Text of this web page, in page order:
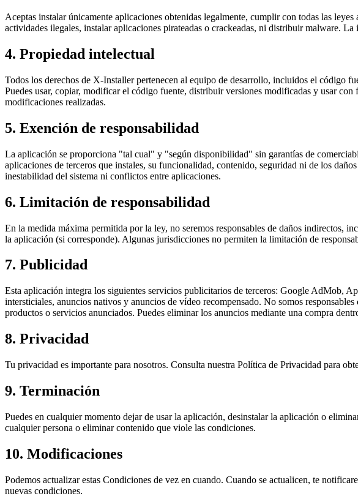
Aceptas instalar únicamente aplicaciones obtenidas legalmente, cumplir con todas las
actividades ilegales, instalar aplicaciones pirateadas o crackeadas, ni distribuir malware.
4. Propiedad intelectual
Todos los derechos de X-Installer pertenecen al equipo de desarrollo, incluidos el código
Puedes usar, copiar, modificar el código fuente, distribuir versiones modificadas y usar
modificaciones realizadas.
5. Exención de responsabilidad
La aplicación se proporciona "tal cual" y "según disponibilidad" sin garantías de
aplicaciones de terceros que instales, su funcionalidad, contenido, seguridad ni de los
inestabilidad del sistema ni conflictos entre aplicaciones.
6. Limitación de responsabilidad
En la medida máxima permitida por la ley, no seremos responsables de daños indirectos,
la aplicación (si corresponde). Algunas jurisdicciones no permiten la limitación de
7. Publicidad
Esta aplicación integra los siguientes servicios publicitarios de terceros: Google AdMob,
intersticiales, anuncios nativos y anuncios de vídeo recompensado. No somos
productos o servicios anunciados. Puedes eliminar los anuncios mediante una compra
8. Privacidad
Tu privacidad es importante para nosotros. Consulta nuestra Política de Privacidad para
9. Terminación
Puedes en cualquier momento dejar de usar la aplicación, desinstalar la aplicación o
cualquier persona o eliminar contenido que viole las condiciones.
10. Modificaciones
Podemos actualizar estas Condiciones de vez en cuando. Cuando se actualicen, te
nuevas condiciones.